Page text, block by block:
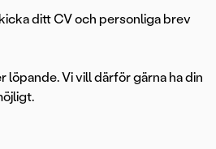
ditt CV och personliga brev
löpande. Vi vill därför gärna ha din